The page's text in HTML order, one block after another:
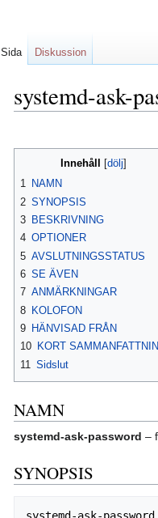
systemd-ask-
till
navigering
till
Innehåll
1 NAMN
2 SYNOPSIS
3 BESKRIVNING
4 OPTIONER
5 AVSLUTNINGSSTATUS
6 SE ÄVEN
7 ANMÄRKNINGAR
8 KOLOFON
9 HÄNVISAD FRÅN
10 KORT
11 Sidslut
NAMN
systemd-ask-password –
SYNOPSIS
Sida Diskussion